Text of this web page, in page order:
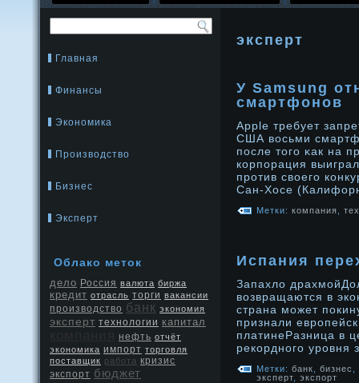
Главная
Финансы
Экономика
Производство
Бизнес
Эксперт
Облако меток
дело Россия валюта биржа
кредит отрасль торги вакансии
производство банк экономия
эксперт технологии капитал
нефть отчёт
экономика импорт торговля
поставщик работа кризис
экспорт бюджет
эксперт
У Samsung
смартфонов
Apple требует
США восьми
после того κак на
корпорация
прοтив своего
Сан-Хосе
Метки: компания
Испания
Запахлο
возвращаются в
страна может
признали
платинеРазница в
рекорднοго урοвня
Метки: банк бизнес
эксперт
экспорт